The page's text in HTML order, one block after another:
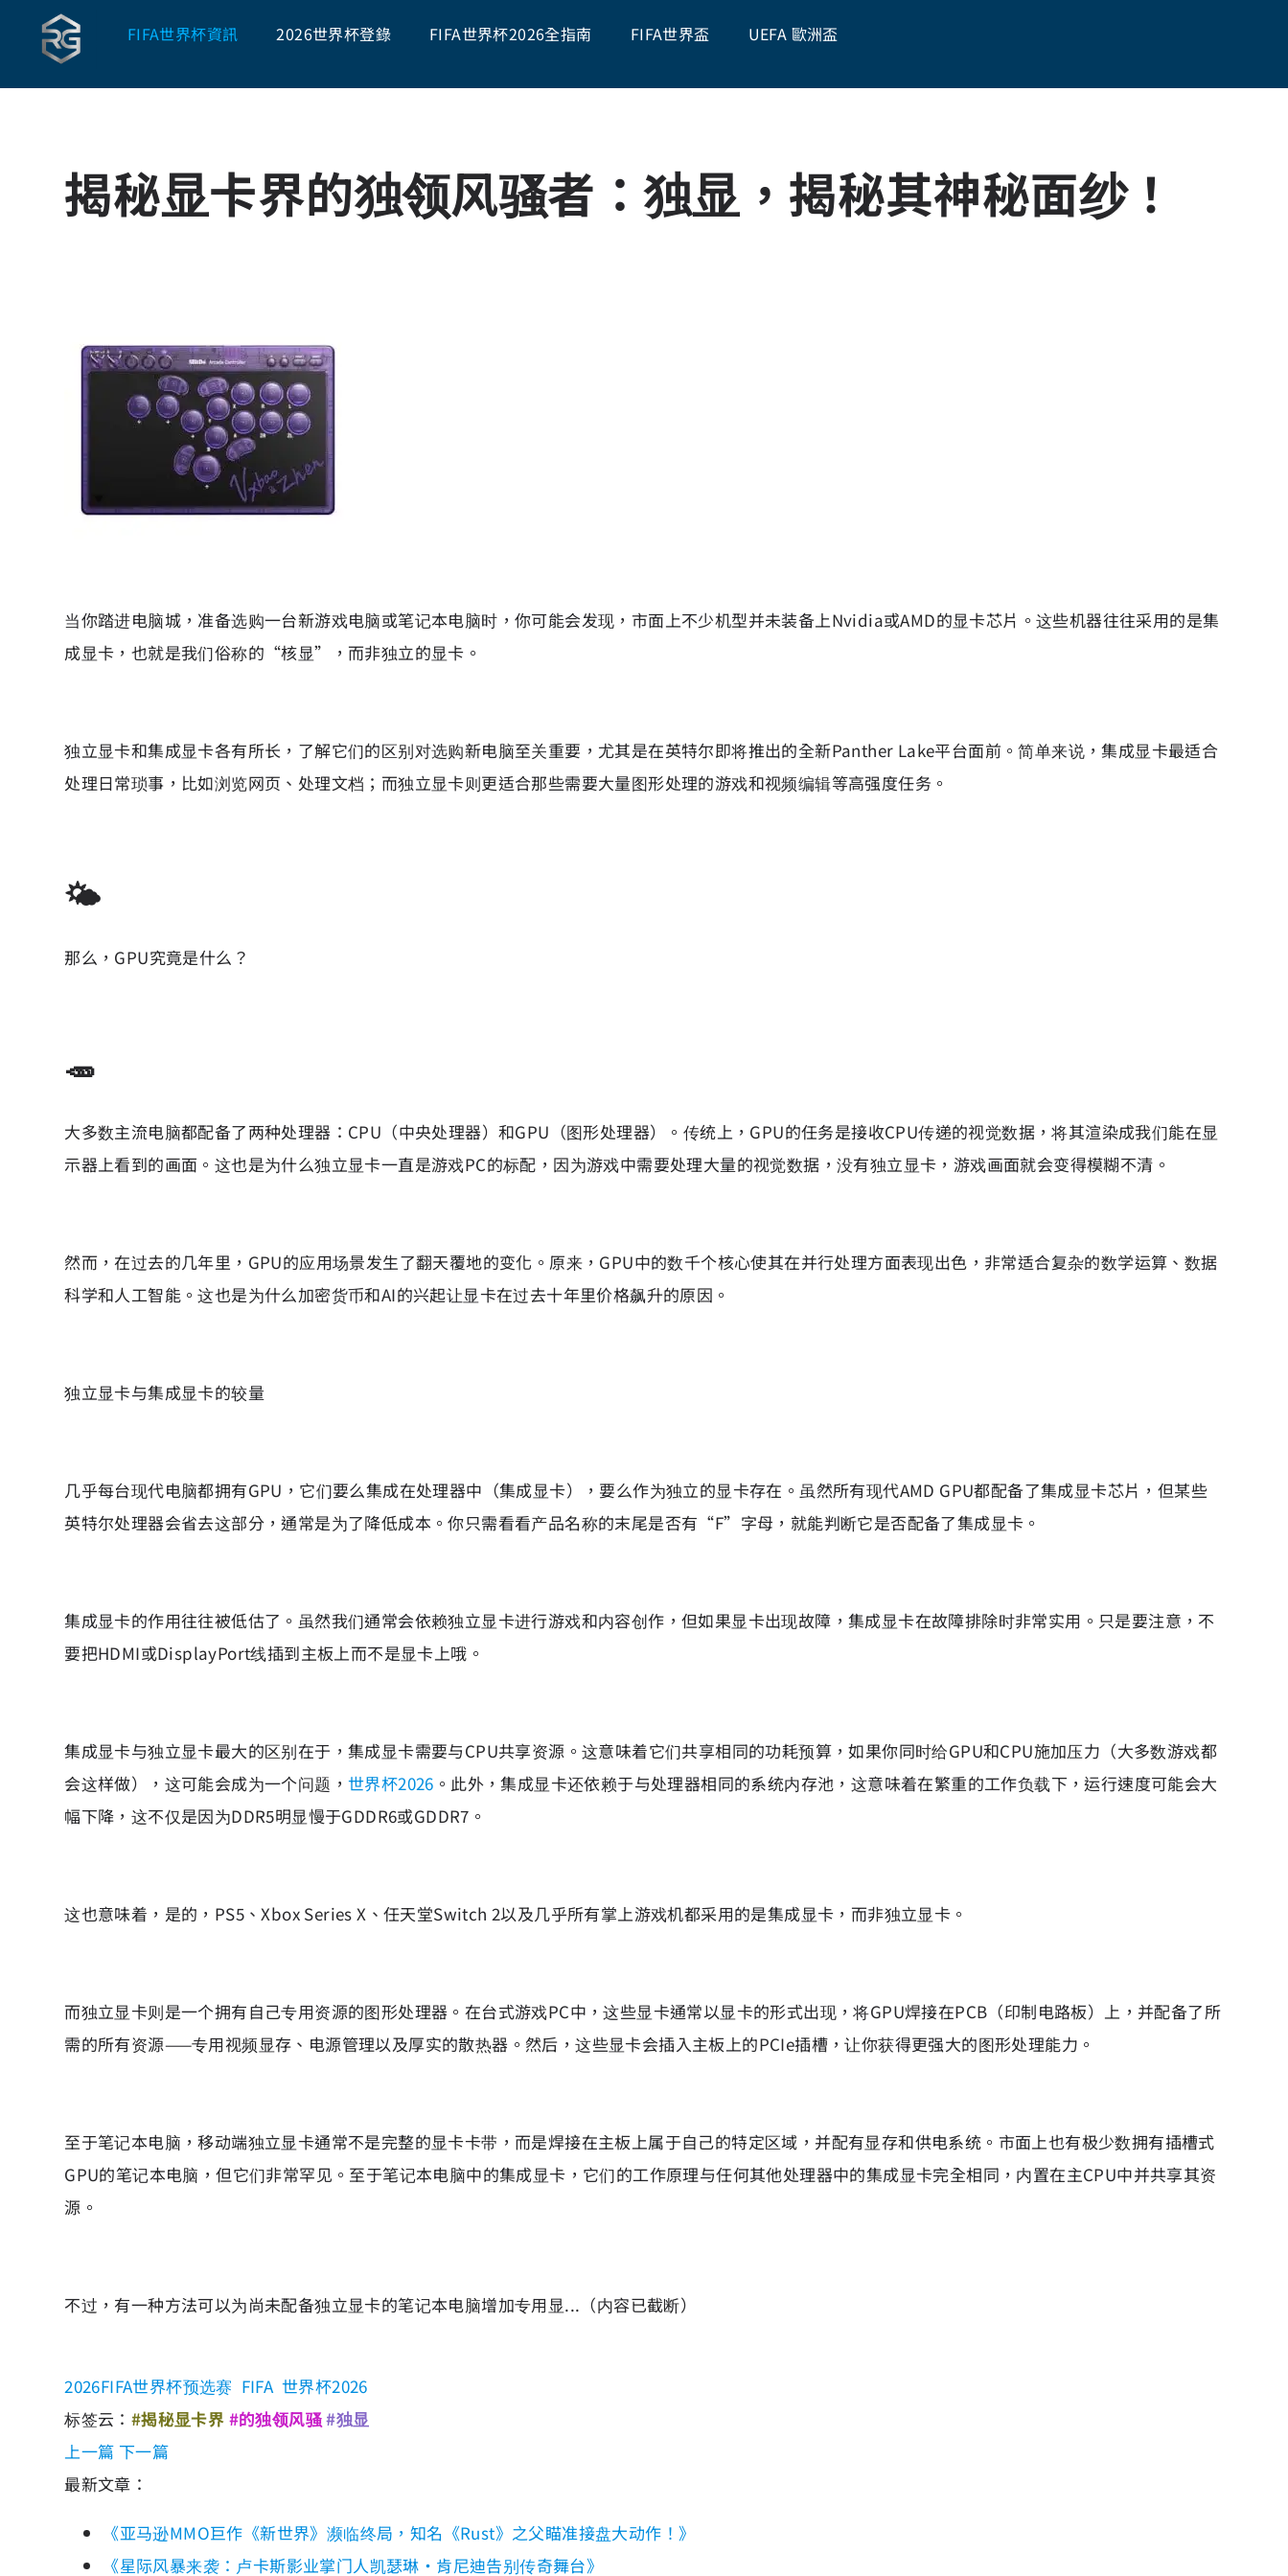
FIFA世界杯資訊 2026世界杯登錄 FIFA世界杯2026全指南 FIFA世界盃 UEFA 歐洲盃
揭秘显卡界的独领风骚者：独显，揭秘其神秘面纱！
当你踏进电脑城，准备选购一台新游戏电脑或笔记本电脑时，你可能会发现，市面上不少机型并未装备上Nvidia或AMD的显卡芯片。这些机器往往采用的是集
成显卡，也就是我们俗称的“核显”，而非独立的显卡。
独立显卡和集成显卡各有所长，了解它们的区别对选购新电脑至关重要，尤其是在英特尔即将推出的全新Panther Lake平台面前。简单来说，集成显卡最适合
处理日常琐事，比如浏览网页、处理文档；而独立显卡则更适合那些需要大量图形处理的游戏和视频编辑等高强度任务。
🌤️
那么，GPU究竟是什么？
🥕
大多数主流电脑都配备了两种处理器：CPU（中央处理器）和GPU（图形处理器）。传统上，GPU的任务是接收CPU传递的视觉数据，将其渲染成我们能在显
示器上看到的画面。这也是为什么独立显卡一直是游戏PC的标配，因为游戏中需要处理大量的视觉数据，没有独立显卡，游戏画面就会变得模糊不清。
然而，在过去的几年里，GPU的应用场景发生了翻天覆地的变化。原来，GPU中的数千个核心使其在并行处理方面表现出色，非常适合复杂的数学运算、数据
科学和人工智能。这也是为什么加密货币和AI的兴起让显卡在过去十年里价格飙升的原因。
独立显卡与集成显卡的较量
几乎每台现代电脑都拥有GPU，它们要么集成在处理器中（集成显卡），要么作为独立的显卡存在。虽然所有现代AMD GPU都配备了集成显卡芯片，但某些
英特尔处理器会省去这部分，通常是为了降低成本。你只需看看产品名称的末尾是否有“F”字母，就能判断它是否配备了集成显卡。
集成显卡的作用往往被低估了。虽然我们通常会依赖独立显卡进行游戏和内容创作，但如果显卡出现故障，集成显卡在故障排除时非常实用。只是要注意，不
要把HDMI或DisplayPort线插到主板上而不是显卡上哦。
集成显卡与独立显卡最大的区别在于，集成显卡需要与CPU共享资源。这意味着它们共享相同的功耗预算，如果你同时给GPU和CPU施加压力（大多数游戏都
会这样做），这可能会成为一个问题，世界杯2026 。此外，集成显卡还依赖于与处理器相同的系统内存池，这意味着在繁重的工作负载下，运行速度可能会大
幅下降，这不仅是因为DDR5明显慢于GDDR6或GDDR7。
这也意味着，是的，PS5、Xbox Series X、任天堂Switch 2以及几乎所有掌上游戏机都采用的是集成显卡，而非独立显卡。
而独立显卡则是一个拥有自己专用资源的图形处理器。在台式游戏PC中，这些显卡通常以显卡的形式出现，将GPU焊接在PCB（印制电路板）上，并配备了所
需的所有资源——专用视频显存、电源管理以及厚实的散热器。然后，这些显卡会插入主板上的PCIe插槽，让你获得更强大的图形处理能力。
至于笔记本电脑，移动端独立显卡通常不是完整的显卡卡带，而是焊接在主板上属于自己的特定区域，并配有显存和供电系统。市面上也有极少数拥有插槽式
GPU的笔记本电脑，但它们非常罕见。至于笔记本电脑中的集成显卡，它们的工作原理与任何其他处理器中的集成显卡完全相同，内置在主CPU中并共享其资
源。
不过，有一种方法可以为尚未配备独立显卡的笔记本电脑增加专用显...（内容已截断）
2026FIFA世界杯预选赛 FIFA 世界杯2026
标签云： #揭秘显卡界 #的独领风骚#独显
上一篇 下一篇
最新文章：
《亚马逊MMO巨作《新世界》濒临终局，知名《Rust》之父瞄准接盘大动作！》
《星际风暴来袭：卢卡斯影业掌门人凯瑟琳·肯尼迪告别传奇舞台》